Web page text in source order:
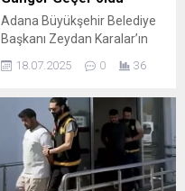
Adana Büyükşehir Belediye
Başkanı Zeydan Karalar’ın
uzaklaştırılmasının ardından
başkanvekilini belirlemek
amacıyla olağanüstü
toplandı. Adana Büyükşehir
Belediye Başkan Vekilliği
seçiminde 3.Turda, CHP
18.07.2025 0 36